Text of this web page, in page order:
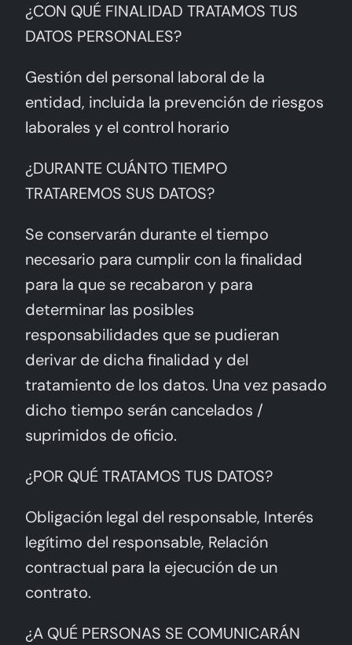
¿CON QUÉ FINALIDAD TRATAMOS TUS
DATOS PERSONALES?
Gestión del personal laboral de la
entidad, incluida la prevención de riesgos
laborales y el control horario
¿DURANTE CUÁNTO TIEMPO
TRATAREMOS SUS DATOS?
Se conservarán durante el tiempo
necesario para cumplir con la finalidad
para la que se recabaron y para
determinar las posibles
responsabilidades que se pudieran
derivar de dicha finalidad y del
tratamiento de los datos. Una vez pasado
dicho tiempo serán cancelados /
suprimidos de oficio.
¿POR QUÉ TRATAMOS TUS DATOS?
Obligación legal del responsable, Interés
legítimo del responsable, Relación
contractual para la ejecución de un
contrato.
¿A QUÉ PERSONAS SE COMUNICARÁN